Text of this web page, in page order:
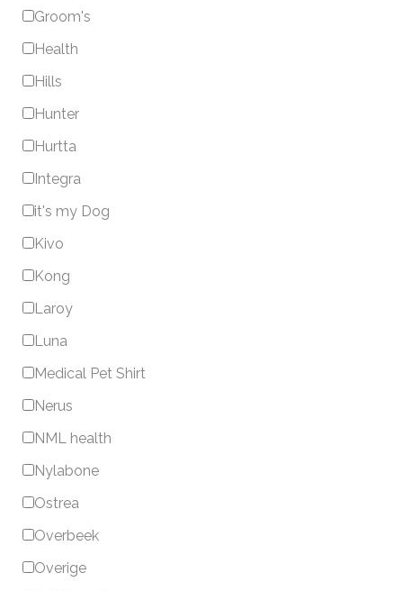
Groom's
Health
Hills
Hunter
Hurtta
Integra
it's my Dog
Kivo
Kong
Laroy
Luna
Medical Pet Shirt
Nerus
NML health
Nylabone
Ostrea
Overbeek
Overige